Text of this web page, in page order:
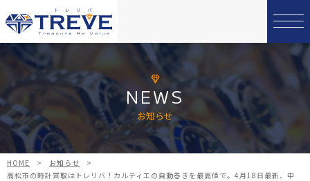
NEWS
お知らせ
HOME > お知らせ
>
高松市の時計買取はトレリバ！カルティエの自動巻きを最高値で。4月18日最新、中